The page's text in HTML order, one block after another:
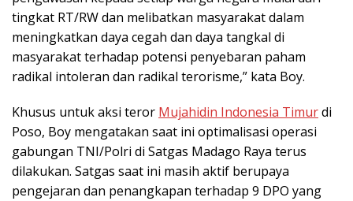
tingkat RT/RW dan melibatkan masyarakat dalam
meningkatkan daya cegah dan daya tangkal di
masyarakat terhadap potensi penyebaran paham
radikal intoleran dan radikal terorisme,” kata Boy.
Khusus untuk aksi teror Mujahidin Indonesia Timurdi
Poso, Boy mengatakan saat ini optimalisasi operasi
gabungan TNI/Polri di Satgas Madago Raya terus
dilakukan. Satgas saat ini masih aktif berupaya
pengejaran dan penangkapan terhadap 9 DPO yang